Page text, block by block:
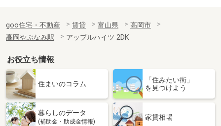
goo住宅・不動産 賃貸 富山県
高岡市
高岡やぶなみ駅
アップルハイツ 2DK
お役立ち情報
住まいのコラム
「住みたい街」
を見つけよう
暮らしのデータ
(補助金・助成金情報)
家賃相場